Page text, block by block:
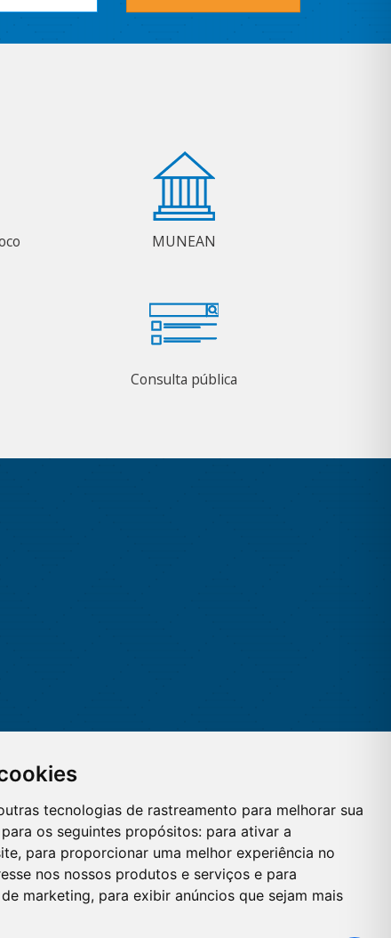
tecnologias de rastreamento para melhorar sua
os seguintes propósitos: para ativar a
, para proporcionar uma melhor experiência no
nos nossos produtos e serviços e para
marketing, para exibir anúncios que sejam mais
MUNEAN
Consulta pública